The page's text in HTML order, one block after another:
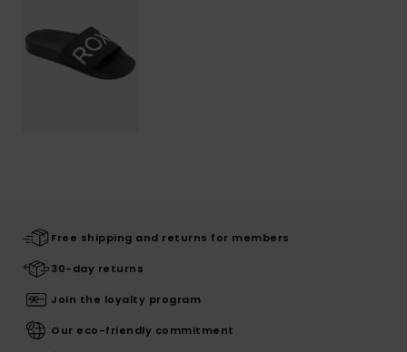
Free shipping and returns for members
30-day returns
Join the loyalty program
Our eco-friendly commitment